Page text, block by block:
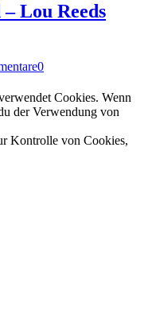
Lou Reeds
0
Cookies. Wenn
der Verwendung von
Kontrolle von Cookies,